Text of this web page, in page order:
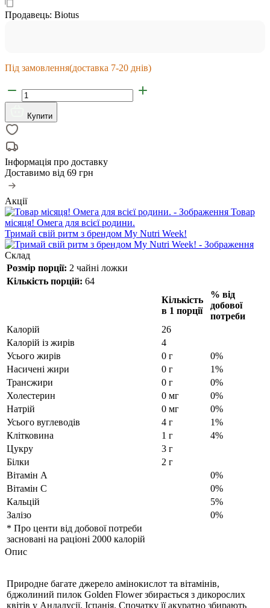
Продавець: Biotus
Під замовлення(доставка 7-20 днів)
Купити
Інформація про доставку
Доставимо від 69 грн
Акції
Товар
місяця! Омега для всієї родини.
Тримай свій ритм з брендом My Nutri Week!
Склад
Розмір порції: 2 чайні ложки
Кількість порцій: 64
Кількість
в 1 порції
% від
добової
потреби
Калорій
26
Калорій із жирів
4
Усього жирів
0 г
0%
Насичені жири
0 г
1%
Трансжири
0 г
0%
Холестерин
0 мг
0%
Натрій
0 мг
0%
Усього вуглеводів
4 г
1%
Клітковина
1 г
4%
Цукру
3 г
Білки
2 г
Вітамін A
0%
Вітамін С
0%
Кальцій
5%
Залізо
0%
* Про центи від добової потреби
засновані на раціоні 2000 калорій
Опис
Природне багате джерело амінокислот та вітамінів,
бджолиний пилок Golden Flower збирається з дикорослих
квітів у Андалусії, Іспанія. Спочатку її акуратно збирають